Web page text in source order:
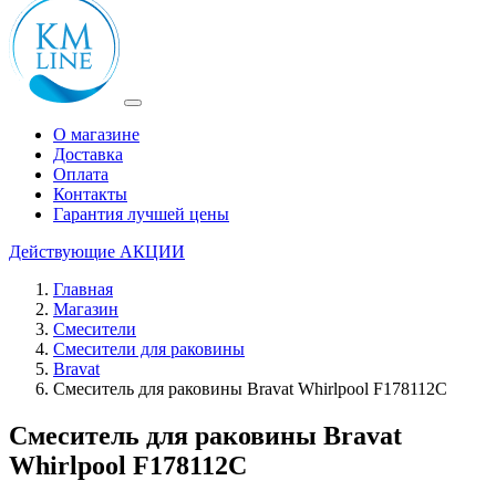
О магазине
Доставка
Оплата
Контакты
Гарантия лучшей цены
Действующие АКЦИИ
Главная
Магазин
Смесители
Смесители для раковины
Bravat
Смеситель для раковины Bravat Whirlpool F178112C
Смеситель для раковины Bravat
Whirlpool F178112C